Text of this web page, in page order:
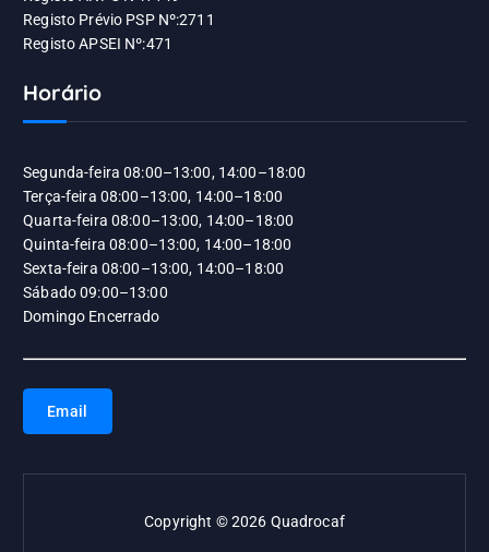
Registo Prévio PSP Nº:2711
Registo APSEI Nº:471
Horário
Segunda-feira 08:00–13:00, 14:00–18:00
Terça-feira 08:00–13:00, 14:00–18:00
Quarta-feira 08:00–13:00, 14:00–18:00
Quinta-feira 08:00–13:00, 14:00–18:00
Sexta-feira 08:00–13:00, 14:00–18:00
Sábado 09:00–13:00
Domingo Encerrado
Email
Copyright © 2026 Quadrocaf